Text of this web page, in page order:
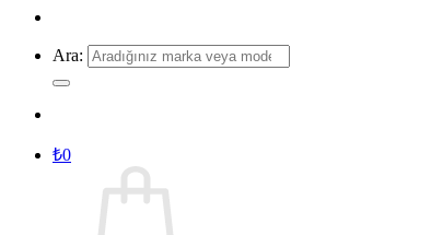
Ara:
₺0